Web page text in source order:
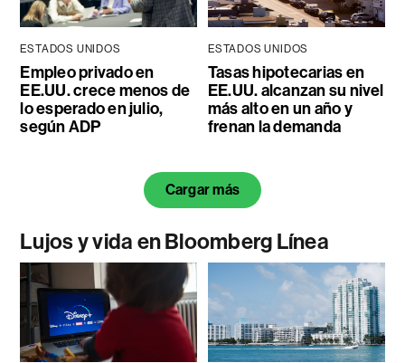
ESTADOS UNIDOS
Empleo privado en
EE.UU. crece menos de
lo esperado en julio,
según ADP
ESTADOS UNIDOS
Tasas hipotecarias en
EE.UU. alcanzan su nivel
más alto en un año y
frenan la demanda
Cargar más
Lujos y vida en Bloomberg Línea